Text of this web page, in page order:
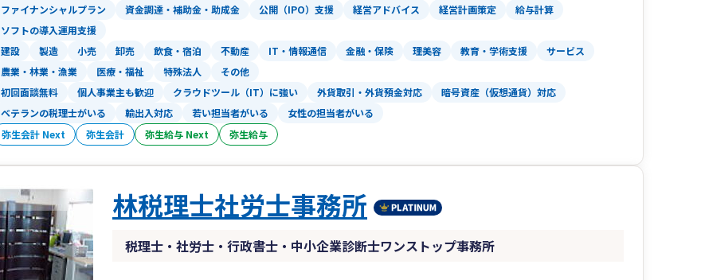
ファイナンシャルプラン
資金調達・補助金・助成金 公開（IPO）支援 経営アドバイス 経営計画策定
給与計算
ソフトの導入運用支援
建設 製造 小売 卸売 飲食・宿泊 不動産 IT・情報通信 金融・保険 理美容 教育・学術支援
サービス
農業・林業・漁業
医療・福祉 特殊法人 その他
初回面談無料 個人事業主も歓迎 クラウドツール（IT）に強い 外貨取引・外貨預金対応
暗号資産（仮想通貨）対応
ベテランの税理士がいる
輸出入対応 若い担当者がいる 女性の担当者がいる
弥生会計 Next 弥生会計 弥生給与 Next 弥生給与
林税理士社労士事務所
税理士・社労士・行政書士・中小企業診断士ワンストップ事務所